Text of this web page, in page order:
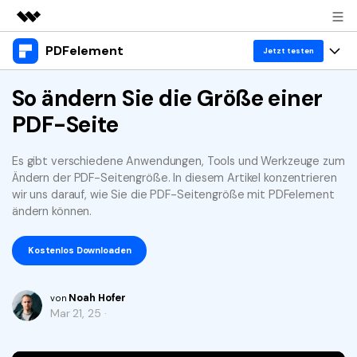
Top-Produkte
Dienstprogramme
Business
Überblick
Über uns
Presseraum
Shop
Support
PDFelement Jetzt testen
Produkte
Desktop
PDFelement für Windows
PDFelement für Mac
PDFelement für iPhone/iPad
PDFelement für Android
Lösungen
Benutzer im Bildungswesen
PDF lesen
PDF kombinieren
Ressourcen
Heiße Themen
Top PDF-Software
How-Tos
Mac-Software
Business
KMU von 1-10p
10p+ Unternehmen
So ändern Sie die Größe einer
PDF-Seite
Es gibt verschiedene Anwendungen, Tools und Werkzeuge zum
Ändern der PDF-Seitengröße. In diesem Artikel konzentrieren
wir uns darauf, wie Sie die PDF-Seitengröße mit PDFelement
ändern können.
Kostenlos Downloaden
von Noah Hofer
Mar 21, 25 ·